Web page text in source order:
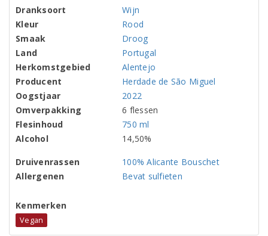
Dranksoort
Wijn
Kleur
Rood
Smaak
Droog
Land
Portugal
Herkomstgebied
Alentejo
Producent
Herdade de São Miguel
Oogstjaar
2022
Omverpakking
6 flessen
Flesinhoud
750 ml
Alcohol
14,50%
Druivenrassen
100% Alicante Bouschet
Allergenen
Bevat sulfieten
Kenmerken
Vegan